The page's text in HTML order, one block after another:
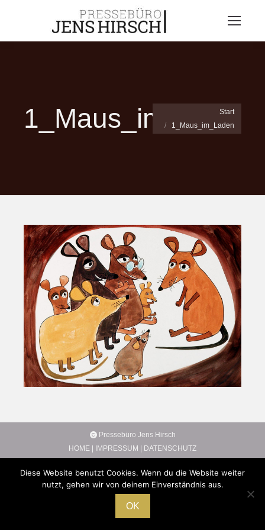
1_Maus_im_Laden
Sie befinden sich hier:
Start
1_Maus_im_Laden
Pressebüro Jens Hirsch
HOME | IMPRESSUM | DATENSCHUTZ
Diese Website benutzt Cookies. Wenn du die Website weiter
nutzt, gehen wir von deinem Einverständnis aus.
OK